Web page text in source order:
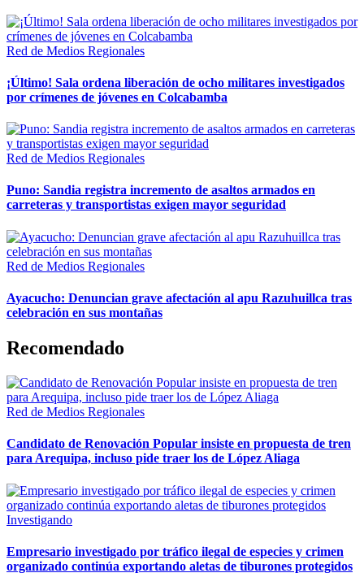
Red de Medios Regionales
¡Último! Sala ordena liberación de ocho militares investigados
por crímenes de jóvenes en Colcabamba
Red de Medios Regionales
Puno: Sandia registra incremento de asaltos armados en
carreteras y transportistas exigen mayor seguridad
Red de Medios Regionales
Ayacucho: Denuncian grave afectación al apu Razuhuillca tras
celebración en sus montañas
Recomendado
Red de Medios Regionales
Candidato de Renovación Popular insiste en propuesta de tren
para Arequipa, incluso pide traer los de López Aliaga
Investigando
Empresario investigado por tráfico ilegal de especies y crimen
organizado continúa exportando aletas de tiburones protegidos